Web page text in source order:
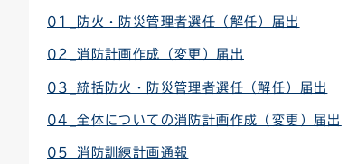
01_防火・防災管理者選任（解任）届出
02_消防計画作成（変更）届出
03_統括防火・防災管理者選任（解任）届出
04_全体についての消防計画作成（変更）届出
05_消防訓練計画通報